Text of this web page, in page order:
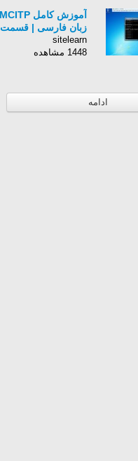
زبان فارسی | قسمت 8
sitelearn
1448 مشاهده
ادامه